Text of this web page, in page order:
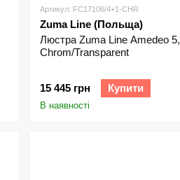
Артикул: FC17106/4+1-CHR
Zuma Line (Польща)
Люстра Zuma Line Amedeo 5,
Chrom/Transparent
15 445 грн Купити
В наявності